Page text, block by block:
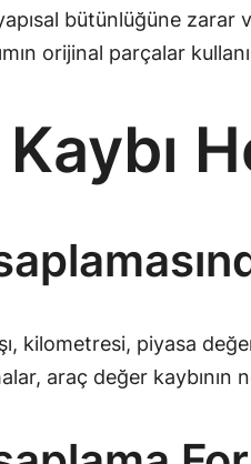
bütünlüğüne
orijinal parçalar
kilometresi, piyasa
araç değer